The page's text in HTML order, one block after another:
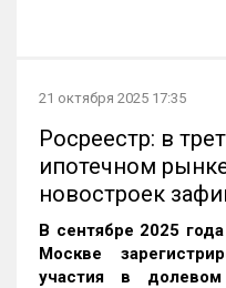
21 октября 2025 17:35
Росреестр: в
ипотечном
новостроек
В сентябре 2025
Москве
участия в